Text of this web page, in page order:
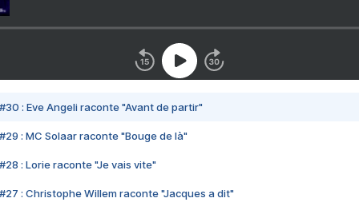
#30 : Eve Angeli raconte "Avant de partir"
#29 : MC Solaar raconte "Bouge de là"
#28 : Lorie raconte "Je vais vite"
#27 : Christophe Willem raconte "Jacques a dit"